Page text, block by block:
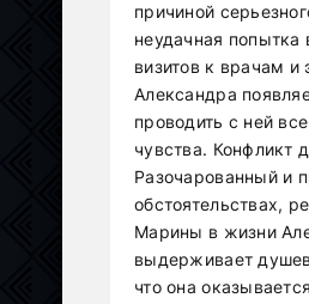
причиной
неудачная попытка
визитов к врачам
Александра
проводить с ней
чувства. Конфликт
Разочарованный и
обстоятельствах,
Марины в жизни
выдерживает
что она